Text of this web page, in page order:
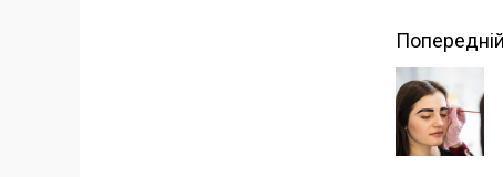
Попередній